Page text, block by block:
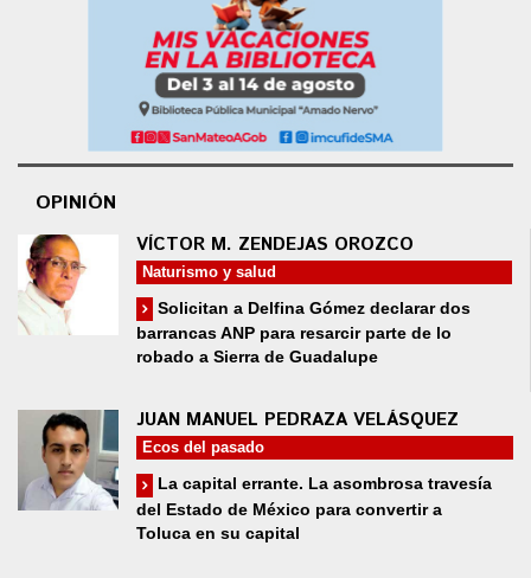
OPINIÓN
VÍCTOR M. ZENDEJAS OROZCO
Naturismo y salud
Solicitan a Delfina Gómez declarar dos
barrancas ANP para resarcir parte de lo
robado a Sierra de Guadalupe
JUAN MANUEL PEDRAZA VELÁSQUEZ
Ecos del pasado
La capital errante. La asombrosa travesía
del Estado de México para convertir a
Toluca en su capital